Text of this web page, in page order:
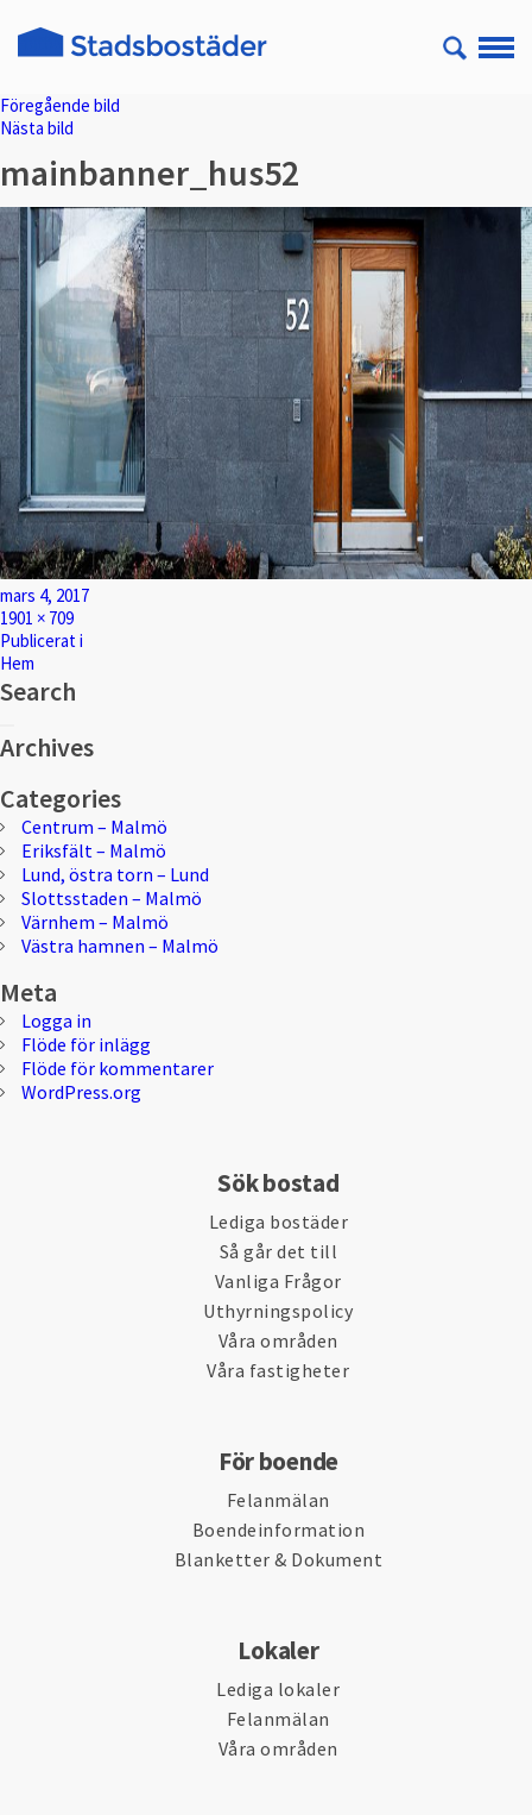
Föregående bild
Nästa bild
mainbanner_hus52
Postat
mars 4, 2017
Full
storlek
1901 × 709
Inläggsnavigering
Publicerat i
Hem
Search
efter:
Archives
Categories
Centrum – Malmö
Eriksfält – Malmö
Lund, östra torn – Lund
Slottsstaden – Malmö
Värnhem – Malmö
Västra hamnen – Malmö
Meta
Logga in
Flöde för inlägg
Flöde för kommentarer
WordPress.org
Sök bostad
Lediga bostäder
Så går det till
Vanliga Frågor
Uthyrningspolicy
Våra områden
Våra fastigheter
För boende
Felanmälan
Boendeinformation
Blanketter & Dokument
Lokaler
Lediga lokaler
Felanmälan
Våra områden